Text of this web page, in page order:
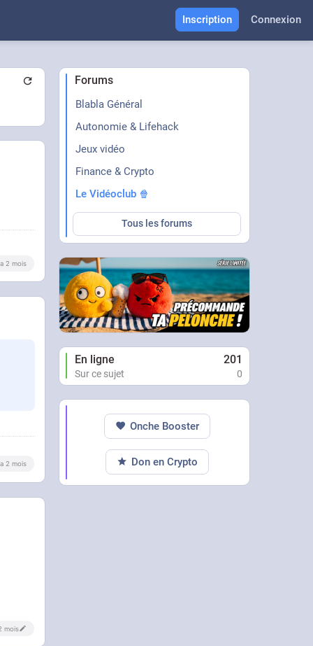
Inscription Connexion
2 mois
2 mois
mois
Forums
Blabla Général
Autonomie & Lifehack
Jeux vidéo
Finance & Crypto
Le Vidéoclub 🍿
Tous les forums
En ligne 201
Sur ce sujet 0
Onche Booster
Don en Crypto